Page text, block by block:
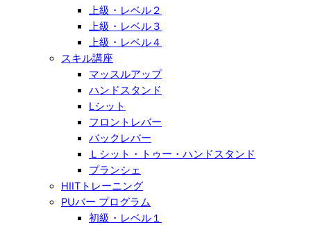
上級・レベル２
上級・レベル３
上級・レベル４
スキル講座
マッスルアップ
ハンドスタンド
Lシット
フロントレバー
バックレバー
Ｌシット・トゥー・ハンドスタンド
プランシェ
HIITトレーニング
PUバー プログラム
初級・レベル１